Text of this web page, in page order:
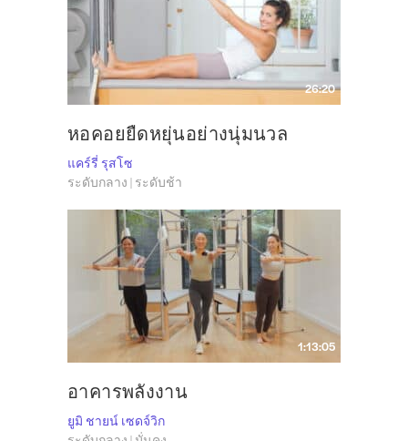
26:20
หอคอยยืดหยุ่นอย่างนุ่มนวล
แคร์รี่ รุสโซ
ระดับกลาง | ระดับช้า
1:13:05
อาคารพลังงาน
ยูมิ ชายน์ เซดจ์วิก